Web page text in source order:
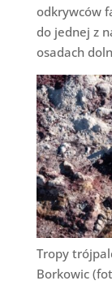
odkrywców
do jednej z
osadach
Tropy
Borkowic